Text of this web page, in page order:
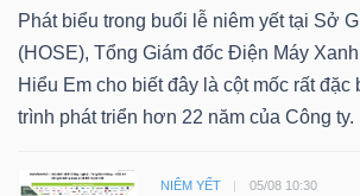
Phát biểu trong buổi lễ niêm yết tại Sở
(HOSE), Tổng Giám đốc Điện Máy
Hiểu Em cho biết đây là cột mốc rất đặc
trình phát triển hơn 22 năm của Công ty.
NIÊM YẾT 05/08 10:30